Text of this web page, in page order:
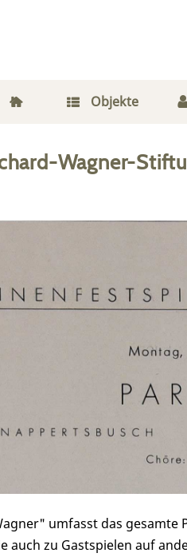
Objekte
Wagner-
umfasst das gesamte
zu Gastspielen auf